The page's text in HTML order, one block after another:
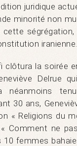
juridique
minorité non
cette
clôtura la soirée
Delrue
néanmoins
30 ans,
« Religions du
Comment ne
10 femmes